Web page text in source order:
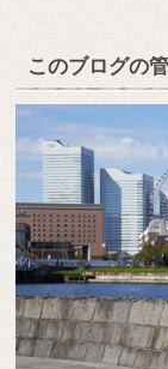
このブログの